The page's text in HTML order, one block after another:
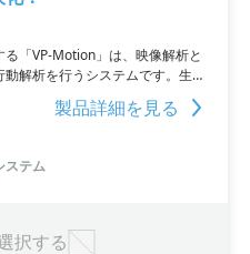
「VP-Motion」は、映像解析と
解析を行うシステムです。生産
活用でき、作業効率化や事故検
順の誤りや作業ミスの検知、部品
解析が可能で、顧客自身で運用
ていますので、お気軽にお問い
製品詳細を見る
ステム
択する